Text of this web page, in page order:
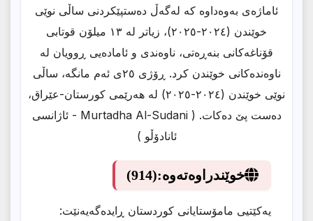
ئاماژەی بەوەداوە کە لەگەڵ دەستپێکردنی ساڵی نوێی
خوێندن (٢٠٢٤-٢٠٢٥)، زیاتر لە ١٣ میلۆن قوتابی
قۆناغەکانی بنەڕەتی، ناوەندی و ئامادەیی ڕوویان لە
ناوەندەکانی خوێندن کرد. ڕۆژی ٢٥ی ئەم مانگە، ساڵی
نوێی خوێندن (٢٠٢٤-٢٠٢٥) لە ھەرێمی کورستان-عێراق،
دەست پێ دەکات. ( Murtadha Al-Sudani - ئاژانسی
ئانادۆڵو )
خوێندراوەتەوە:(914)
یەكێتیی مامۆستایانی كوردستان ڕایدەگەیەنێت: